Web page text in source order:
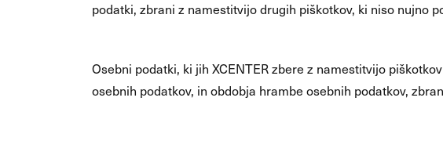
podatki, zbrani z namestitvijo drugih piškotkov, ki niso nujno
Osebni podatki, ki jih XCENTER zbere z namestitvijo
osebnih podatkov, in obdobja hrambe osebnih podatkov,